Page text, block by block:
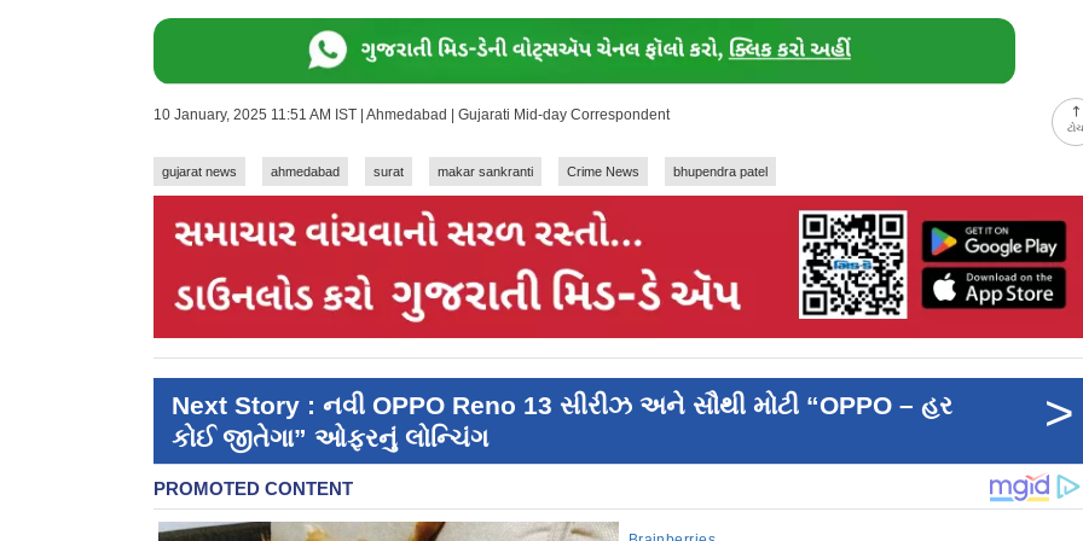
10 January, 2025 11:51 AM IST | Ahmedabad | Gujarati Mid-day Correspondent
gujarat news ahmedabad surat makar sankranti Crime News bhupendra patel
Next Story : નવી OPPO Reno 13 સીરીઝ અને સૌથી મોટી “OPPO – હર
કોઈ જીતેગા” ઓફરનું લોન્ચિંગ
>